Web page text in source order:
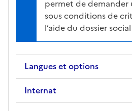
permet de demander
sous conditions de
l’aide du dossier
Langues et options
Internat